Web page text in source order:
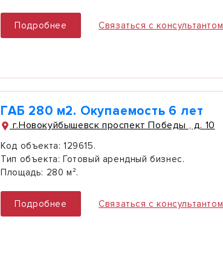
Подробнее Связаться с консультантом
ГАБ 280 м2. Окупаемость 6 лет
г.Новокуйбышевск проспект Победы , д. 10
Код объекта: 129615.
Тип объекта: Готовый арендный бизнес.
Площадь: 280 м².
Подробнее Связаться с консультантом